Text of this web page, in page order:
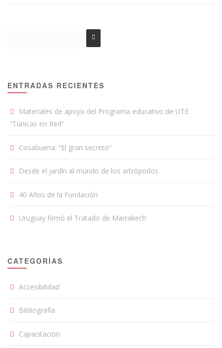
ENTRADAS RECIENTES
Materiales de apoyo del Programa educativo de UTE
“Túnicas en Red“
Cosabuena: “El gran secreto”
Desde el jardín al mundo de los artrópodos
40 Años de la Fundación
Uruguay firmó el Tratado de Marrakech
CATEGORÍAS
Accesibilidad
Bibliografía
Capacitacion